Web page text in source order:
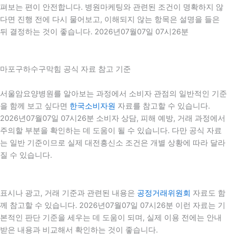
펴보는 편이 안전합니다. 병원마케팅와 관련된 조건이 명확하지 않
다면 진행 전에 다시 물어보고, 이해되지 않는 항목은 설명을 들은
뒤 결정하는 것이 좋습니다. 2026년07월07일 07시26분
마포구하수구막힘 공식 자료 참고 기준
서울암요양병원를 알아보는 과정에서 소비자 관점의 일반적인 기준
을 함께 보고 싶다면 한국소비자원 자료를 참고할 수 있습니다.
2026년07월07일 07시26분 소비자 상담, 피해 예방, 거래 과정에서
주의할 부분을 확인하는 데 도움이 될 수 있습니다. 다만 공식 자료
는 일반 기준이므로 실제 대전흥신소 조건은 개별 상황에 따라 달라
질 수 있습니다.
표시나 광고, 거래 기준과 관련된 내용은 공정거래위원회 자료도 함
께 참고할 수 있습니다. 2026년07월07일 07시26분 이런 자료는 기
본적인 판단 기준을 세우는 데 도움이 되며, 실제 이용 전에는 안내
받은 내용과 비교해서 확인하는 것이 좋습니다.